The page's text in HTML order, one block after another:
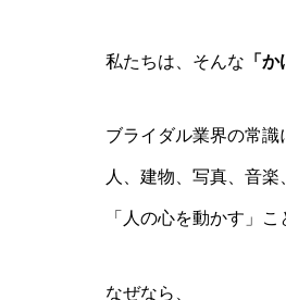
私たちは、そんな 「
ブライダル業界の常識
人、建物、写真、音楽
「人の心を動かす」
なぜなら、